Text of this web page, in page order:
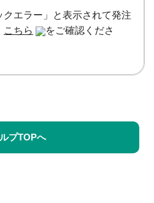
クエラー」と表示されて発注
こちら
をご確認くださ
プTOPへ